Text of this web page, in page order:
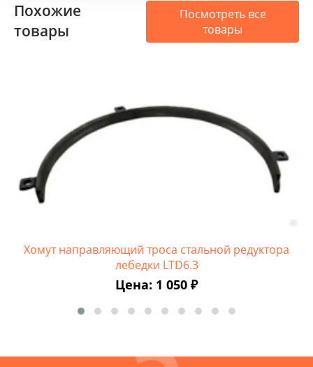
Похожие
товары
Посмотреть все
товары
Хомут направляющий троса стальной редуктора
лебедки LTD6.3
Цена: 1 050 ₽